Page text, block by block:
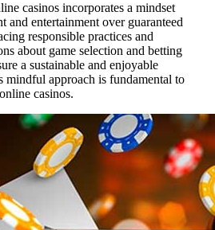
casinos incorporates a mindset
and entertainment over guaranteed
responsible practices and
about game selection and betting
a sustainable and enjoyable
mindful approach is fundamental to
casinos.